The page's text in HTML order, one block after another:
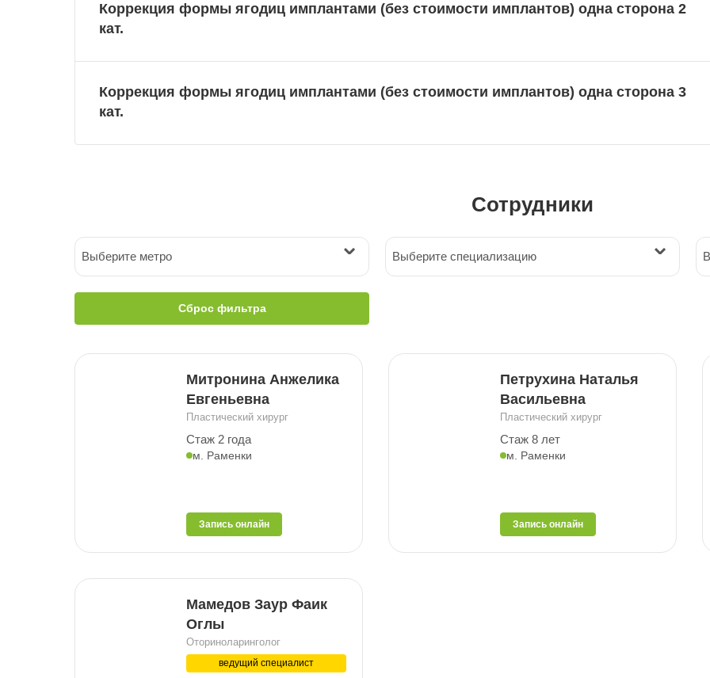
Коррекция формы ягодиц имплантами (без стоимости имплантов) одна сторона 2
кат.
Коррекция формы ягодиц имплантами (без стоимости имплантов) одна сторона 3
кат.
Сотрудники
Выберите метро Выберите специализацию
Сброс фильтра
Митронина Анжелика
Евгеньевна
Пластический хирург
Стаж 2 года
м. Раменки
Запись онлайн
Петрухина Наталья
Васильевна
Пластический хирург
Стаж 8 лет
м. Раменки
Запись онлайн
Мамедов Заур Фаик
Оглы
Оториноларинголог
ведущий специалист